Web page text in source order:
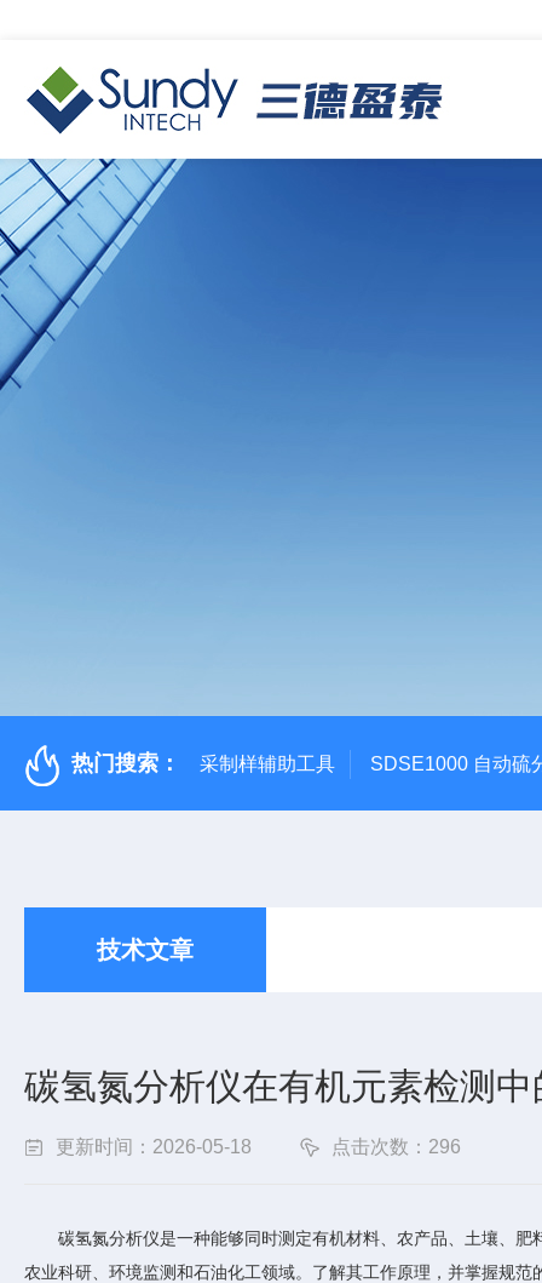
热门搜索： 采制样辅助工具 SDSE1000 自动硫
技术文章
碳氢氮分析仪在有机元素检测
更新时间：2026-05-18 点击次数：296
碳氢氮分析仪是一种能够同时测定有机材料、农产品、土壤、肥
农业科研、环境监测和石油化工领域。了解其工作原理，并掌握规